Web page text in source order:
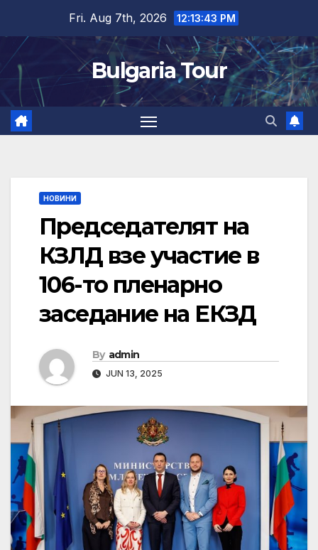
content
Fri. Aug 7th, 2026 12:13:44 PM
Bulgaria Tour
НОВИНИ
Председателят на
КЗЛД взе участие в
106-то пленарно
заседание на ЕКЗД
By admin
JUN 13, 2025